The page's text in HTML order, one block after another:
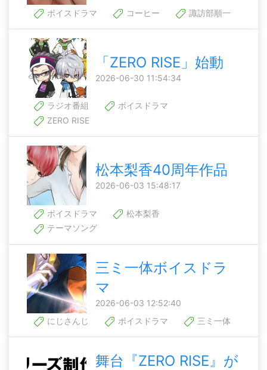
ボイスドラマ コーヒー 諏訪部順一
「ZERO RISE」始動
2026-06-30 11:54:34
ラジオ番組
ボイスドラマ
ZERO RISE
松本梨香40周年作品
2026-06-03 15:48:17
ボイスドラマ
松本梨香
テーマソング
三ミ一体ボイスドラ
マ
2026-06-03 12:52:40
にじさんじ
ボイスドラマ 三ミ一体
舞台『ZERO RISE』が